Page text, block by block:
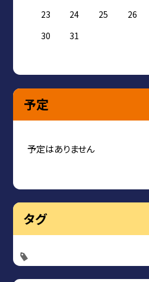
23
24 25 26
30
31
予定
予定はありません
タグ